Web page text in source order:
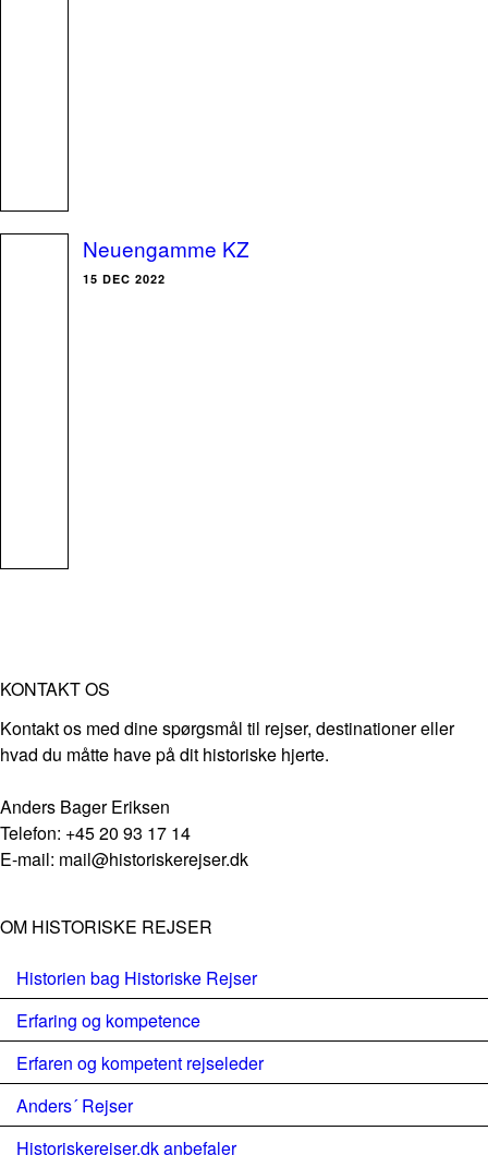
Neuengamme KZ
15 DEC 2022
KONTAKT OS
Kontakt os med dine spørgsmål til rejser, destinationer eller
hvad du måtte have på dit historiske hjerte.
Anders Bager Eriksen
Telefon: +45 20 93 17 14
E-mail: mail@historiskerejser.dk
OM HISTORISKE REJSER
Historien bag Historiske Rejser
Erfaring og kompetence
Erfaren og kompetent rejseleder
Anders´ Rejser
Historiskerejser.dk anbefaler